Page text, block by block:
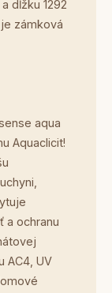
dĺžku 1292
zámková
aqua
Aquaclicit!
a ochranu
AC4, UV